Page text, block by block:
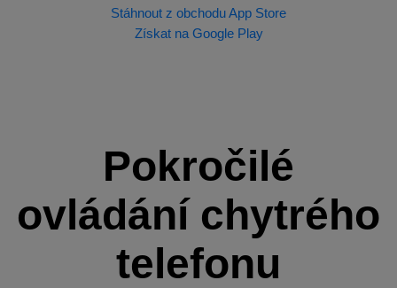
Stáhnout z obchodu App Store
Získat na Google Play
Pokročilé
ovládání chytrého
telefonu